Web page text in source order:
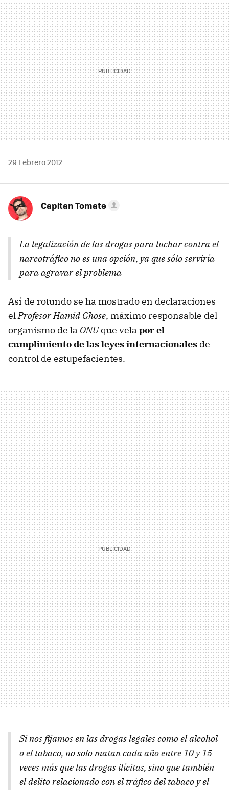
MAIL
29 Febrero 2012
Capitan Tomate
La legalización de las drogas para luchar contra el
narcotráfico no es una opción, ya que sólo serviría
para agravar el problema
Así de rotundo se ha mostrado en declaraciones
elProfesor Hamid Ghose, máximo responsable del
organismo de la ONUque vela por el
cumplimiento de las leyes internacionales de
control de estupefacientes.
Si nos fijamos en las drogas legales como el alcohol
o el tabaco, no solo matan cada año entre 10 y 15
veces más que las drogas ilícitas, sino que también
el delito relacionado con el tráfico del tabaco y el